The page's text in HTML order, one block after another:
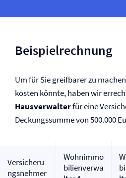
Beispielrechnung
Um für Sie greifbarer zu
kosten könnte, haben wir
Hausverwalterfür eine
Deckungssumme von 500.000
Versicheru
ngsnehmer
Wohnimmo
bilienverwa